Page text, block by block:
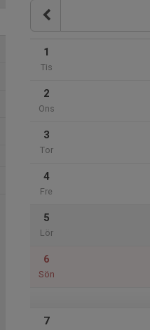
1
Tis
2
Ons
3
Tor
4
Fre
5
Lör
6
Sön
7